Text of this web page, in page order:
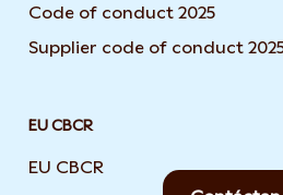
Code of conduct 2025
Supplier code of conduct
EU CBCR
EU CBCR Opens in new tab or